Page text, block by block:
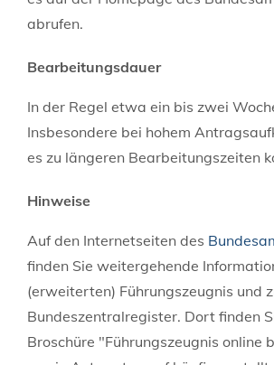
abrufen.
Bearbeitungsdauer
In der Regel etwa ein bis zwei
Insbesondere bei hohem
es zu längeren Bearbeitungszeiten
Hinweise
Auf den Internetseiten des
finden Sie weitergehende
(erweiterten) Führungszeugnis und
Bundeszentralregister. Dort finden
Broschüre "Führungszeugnis online